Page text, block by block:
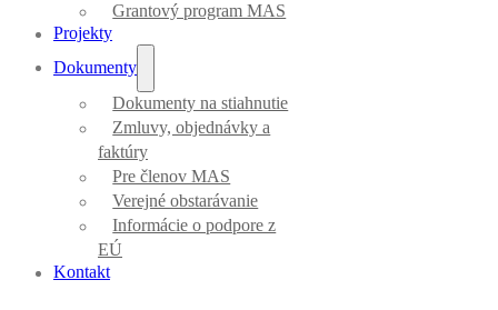
Grantový program MAS
Projekty
Dokumenty
Dokumenty na stiahnutie
Zmluvy, objednávky a
faktúry
Pre členov MAS
Verejné obstarávanie
Informácie o podpore z
EÚ
Kontakt